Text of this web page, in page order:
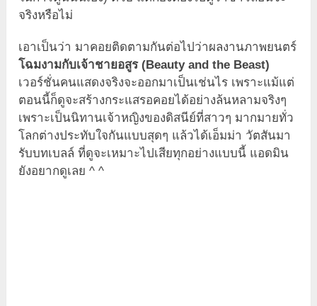
จริงหรือไม่
เอาเป็นว่า มาคอยติดตามกันต่อไปว่าผลงานภาพยนตร์
โฉมงามกับเจ้าชายอสูร (Beauty and the Beast)
เวอร์ชั่นคนแสดงจริงจะออกมาเป็นเช่นไร เพราะแม้แต่
ตอนนี้ก็ดูจะสร้างกระแสรอคอยได้อย่างล้นหลามจริงๆ
เพราะเป็นนิทานเจ้าหญิงของดิสนีย์ที่สาวๆ มากมายทั่ว
โลกต่างประทับใจกันแบบสุดๆ แล้วได้เอ็มม่า วัตสันมา
รับบทเบลล์ ที่ดูจะเหมาะไปเสียทุกอย่างแบบนี้ แอดมิน
ยังอยากดูเลย ^ ^